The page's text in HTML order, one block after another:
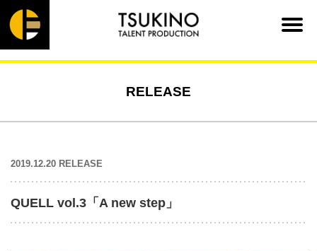
RELEASE
2019.12.20 RELEASE
QUELL vol.3「A new step」